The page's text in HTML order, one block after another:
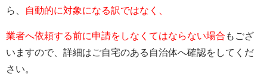
ら、 自動的に対象になる訳ではなく、
業者へ依頼する前に申請をしなくてはならない場合 もござ
いますので、詳細はご自宅のある自治体へ確認をしてくだ
さい。